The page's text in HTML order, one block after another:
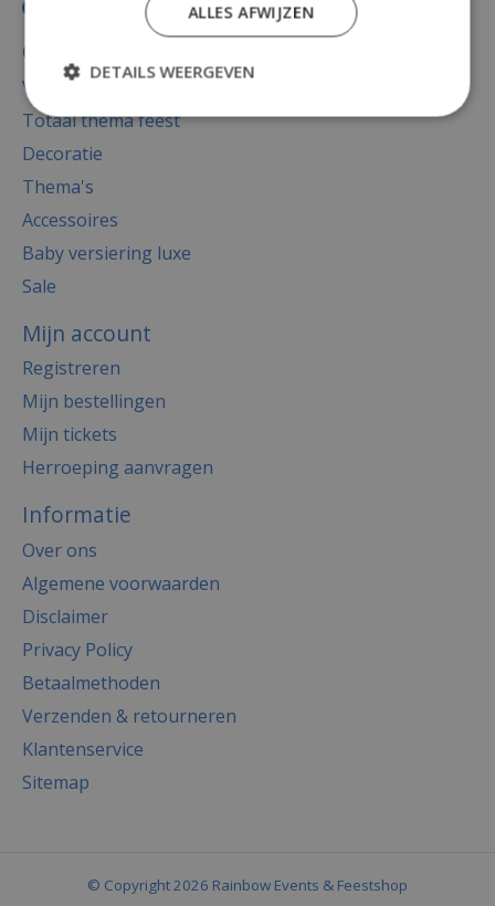
Categorieën
Versiering
Totaal thema feest
Decoratie
Thema's
Accessoires
Baby versiering luxe
Sale
Mijn account
Registreren
Mijn bestellingen
Mijn tickets
Herroeping aanvragen
Informatie
Over ons
Algemene voorwaarden
Disclaimer
Privacy Policy
Betaalmethoden
Verzenden & retourneren
Klantenservice
Sitemap
© Copyright 2026 Rainbow Events & Feestshop
ALLES AFWIJZEN
DETAILS WEERGEVEN